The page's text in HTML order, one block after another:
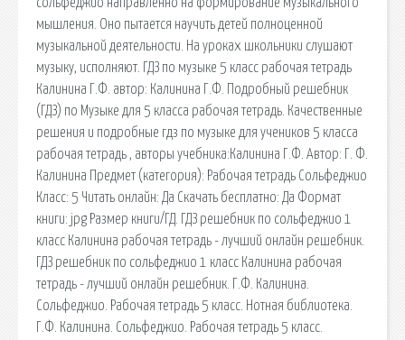
мышления. Оно пытается научить детей полноценной
музыкальной деятельности. На уроках школьники слушают
музыку, исполняют. ГДЗ по музыке 5 класс рабочая тетрадь
Калинина Г.Ф. автор: Калинина Г.Ф. Подробный решебник
(ГДЗ) по Музыке для 5 класса рабочая тетрадь. Качественные
решения и подробные гдз по музыке для учеников 5 класса
рабочая тетрадь , авторы учебника:Калинина Г.Ф. Автор: Г. Ф.
Калинина Предмет (категория): Рабочая тетрадь Сольфеджио
Класс: 5 Читать онлайн: Да Скачать бесплатно: Да Формат
книги: jpg Размер книги/ГД. ГДЗ решебник по сольфеджио 1
класс Калинина рабочая тетрадь - лучший онлайн решебник.
ГДЗ решебник по сольфеджио 1 класс Калинина рабочая
тетрадь - лучший онлайн решебник. Г.Ф. Калинина.
Сольфеджио. Рабочая тетрадь 5 класс. Нотная библиотека.
Г.Ф. Калинина. Сольфеджио. Рабочая тетрадь 5 класс.